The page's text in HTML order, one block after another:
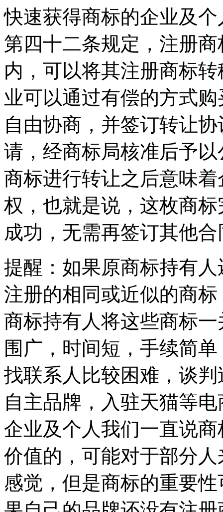
快速获得商标的企业及
第四十二条规定，注册
内，可以将其注册商标
业可以通过有偿的方式
自由协商，并签订转让
请，经商标局核准后予
商标进行转让之后意味
权，也就是说，这枚商
成功，无需再签订其他
提醒：如果原商标持有
注册的相同或近似的商
商标持有人将这些商标
围广，时间短，手续简
找联系人比较困难，谈
自主品牌，入驻天猫等
企业及个人我们一直说
价值的，可能对于部分
感觉，但是商标的重要